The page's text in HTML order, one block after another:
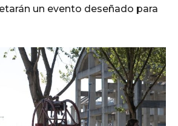
un evento deseñado para